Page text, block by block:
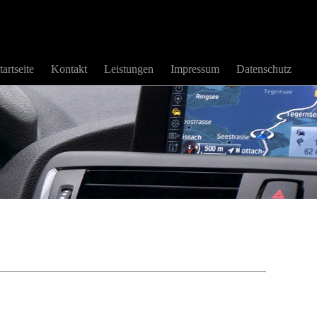
Kontakt Leistungen Impressum Datenschutz